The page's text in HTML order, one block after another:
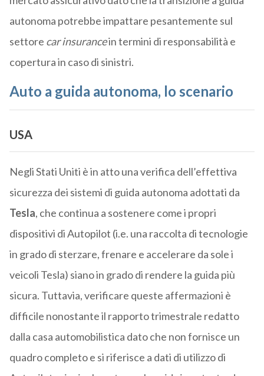
autonoma potrebbe impattare pesantemente sul
settore car insurancein termini di responsabilità e
copertura in caso di sinistri.
Auto a guida autonoma, lo scenario
USA
Negli Stati Uniti è in atto una verifica dell’effettiva
sicurezza dei sistemi di guida autonoma adottati da
Tesla, che continua a sostenere come i propri
dispositivi di Autopilot (i.e. una raccolta di tecnologie
in grado di sterzare, frenare e accelerare da sole i
veicoli Tesla) siano in grado di rendere la guida più
sicura. Tuttavia, verificare queste affermazioni è
difficile nonostante il rapporto trimestrale redatto
dalla casa automobilistica dato che non fornisce un
quadro completo e si riferisce a dati di utilizzo di